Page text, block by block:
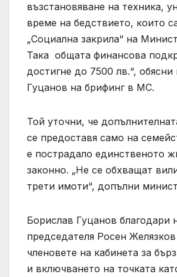
възстановяване на техника,
време на бедствието, които
„Социална закрила“ на
Така общата финансова
достигне до 7500 лв.“,
Гуцанов на брифинг в МС.
Той уточни, че
се предоставя само на
е пострадало единственото
законно. „Не се обхващат
трети имоти“, допълни
Борислав Гуцанов благодари
председателя Росен
членовете на кабинета за
и включването на точката